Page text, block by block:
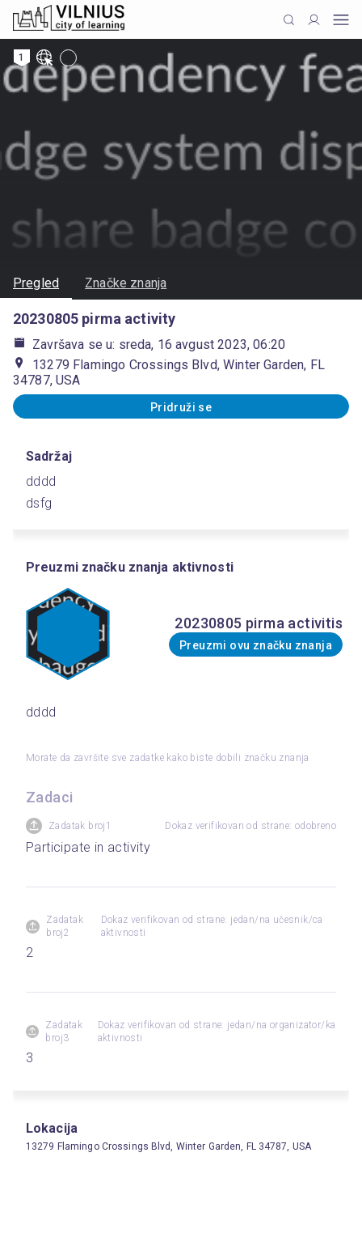
1
Pregled Značke znanja
20230805 pirma activity
Završava se u: sreda, 16 avgust 2023, 06:20
13279 Flamingo Crossings Blvd, Winter Garden, FL
34787, USA
Pridruži se
Sadržaj
dddd
dsfg
Preuzmi značku znanja aktivnosti
20230805 pirma activitis
Preuzmi ovu značku znanja
dddd
Morate da završite sve zadatke kako biste dobili značku znanja
Zadaci
Zadatak broj1 Dokaz verifikovan od strane: odobreno
Participate in activity
Zadatak
broj2
Dokaz verifikovan od strane: jedan/na učesnik/ca
aktivnosti
2
Zadatak
broj3
Dokaz verifikovan od strane: jedan/na organizator/ka
aktivnosti
3
Lokacija
13279 Flamingo Crossings Blvd, Winter Garden, FL 34787, USA